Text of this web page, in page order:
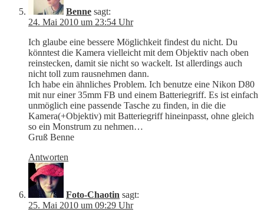
Benne sagt:
24. Mai 2010 um 23:54 Uhr
Ich glaube eine bessere Möglichkeit findest du nicht. Du
könntest die Kamera vielleicht mit dem Objektiv nach oben
reinstecken, damit sie nicht so wackelt. Ist allerdings auch
nicht toll zum rausnehmen dann.
Ich habe ein ähnliches Problem. Ich benutze eine Nikon D80
mit nur einer 35mm FB und einem Batteriegriff. Es ist einfach
unmöglich eine passende Tasche zu finden, in die die
Kamera(+Objektiv) mit Batteriegriff hineinpasst, ohne gleich
so ein Monstrum zu nehmen…
Gruß Benne
Antworten
Foto-Chaotin sagt:
25. Mai 2010 um 09:29 Uhr